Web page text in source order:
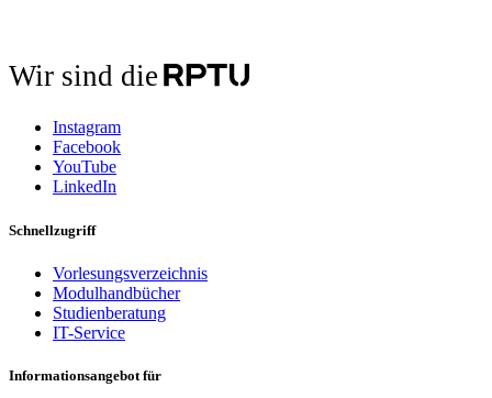
Wir sind die
Instagram
Facebook
YouTube
LinkedIn
Schnellzugriff
Vorlesungsverzeichnis
Modulhandbücher
Studienberatung
IT-Service
Informationsangebot für